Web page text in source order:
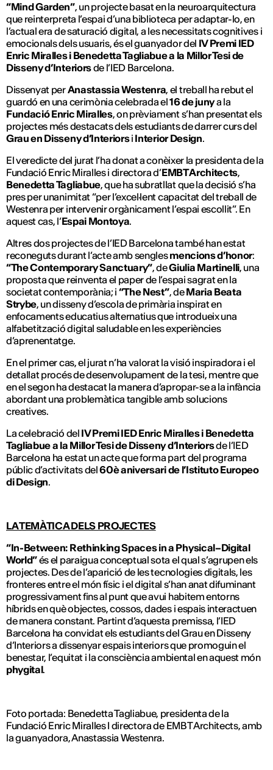
“Mind Garden”, un projecte basat en la neuroarquitectura
que reinterpreta l’espai d’una biblioteca per adaptar-lo, en
l’actual era de saturació digital, a les necessitats cognitives i
emocionals dels usuaris, és el guanyador del IV Premi IED
Enric Miralles i Benedetta Tagliabue a la Millor Tesi de
Disseny d’Interiorsde l’IED Barcelona.
Dissenyat perAnastassia Westenra, el treball ha rebut el
guardó en una cerimònia celebrada el16 de junya la
Fundació Enric Miralles, on prèviament s’han presentat els
projectes més destacats dels estudiants de darrer curs del
Grau en Disseny d’Interiorsi Interior Design.
El veredicte del jurat l’ha donat a conèixer la presidenta de la
Fundació Enric Miralles i directora d’EMBT Architects,
Benedetta Tagliabue, que ha subratllat que la decisió s’ha
pres per unanimitat “per l’excel·lent capacitat del treball de
Westenra per intervenir orgànicament l’espai escollit”. En
aquest cas, l’Espai Montoya.
Altres dos projectes de l’IED Barcelona també han estat
reconeguts durant l’acte amb senglesmencions d’honor:
“The Contemporary Sanctuary”, deGiulia Martinelli, una
proposta que reinventa el paper de l’espai sagrat en la
societat contemporània; i “The Nest”, deMaria Beata
Strybe, un disseny d’escola de primària inspirat en
enfocaments educatius alternatius que introdueix una
alfabetització digital saludable en les experiències
d’aprenentatge.
En el primer cas, el jurat n’ha valorat la visió inspiradora i el
detallat procés de desenvolupament de la tesi, mentre que
en el segon ha destacat la manera d’apropar-se a la infància
abordant una problemàtica tangible amb solucions
creatives.
La celebració del IV Premi IED Enric Miralles i Benedetta
Tagliabue a la Millor Tesi de Disseny d’Interiorsde l’IED
Barcelona ha estat un acte que forma part del programa
públic d’activitats del60è aniversari de l’Istituto Europeo
di Design.
LA TEMÀTICA DELS PROJECTES
“In-Between: Rethinking Spaces in a Physical–Digital
World”és el paraigua conceptual sota el qual s’agrupen els
projectes. Des de l’aparició de les tecnologies digitals, les
fronteres entre el món físic i el digital s’han anat difuminant
progressivament fins al punt que avui habitem entorns
híbrids en què objectes, cossos, dades i espais interactuen
de manera constant. Partint d’aquesta premissa, l’IED
Barcelona ha convidat els estudiants del Grau en Disseny
d’Interiors a dissenyar espais interiors que promoguin el
benestar, l’equitat i la consciència ambiental en aquest món
phygital.
Foto portada: Benedetta Tagliabue, presidenta de la
Fundació Enric Miralles I directora de EMBT Architects, amb
la guanyadora, Anastassia Westenra.